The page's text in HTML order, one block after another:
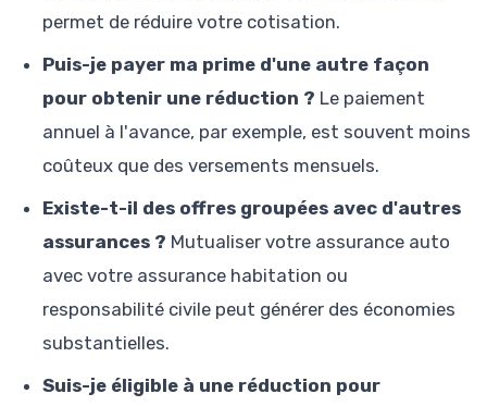
permet de réduire votre cotisation.
Puis-je payer ma prime d'une autre façon
pour obtenir une réduction ? Le paiement
annuel à l'avance, par exemple, est souvent moins
coûteux que des versements mensuels.
Existe-t-il des offres groupées avec d'autres
assurances ? Mutualiser votre assurance auto
avec votre assurance habitation ou
responsabilité civile peut générer des économies
substantielles.
Suis-je éligible à une réduction pour